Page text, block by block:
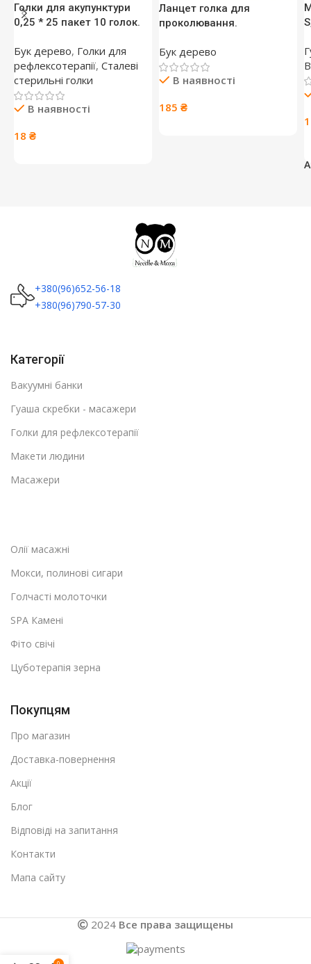
Голки для акупунктури
0,25 * 25 пакет 10 голок.
Бук дерево, Голки для
рефлексотерапії, Сталеві
стерильні голки
В наявності
18 ₴
Ланцет голка для
проколювання.
Бук дерево
В наявності
185 ₴
+380(96)652-56-18
+380(96)790-57-30
Категорії
Вакуумні банки
Гуаша скребки - масажери
Голки для рефлексотерапії
Макети людини
Масажери
Олії масажні
Мокси, полинові сигари
Голчасті молоточки
SPA Камені
Фіто свічі
Цуботерапія зерна
Покупцям
Про магазин
Доставка-повернення
Акції
Блог
Відповіді на запитання
Контакти
Мапа сайту
2024 Все права защищены